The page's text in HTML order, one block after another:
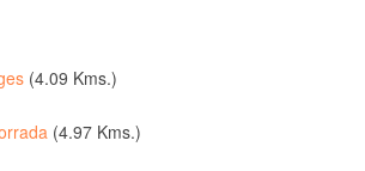
(4.09 Kms.)
(4.97 Kms.)